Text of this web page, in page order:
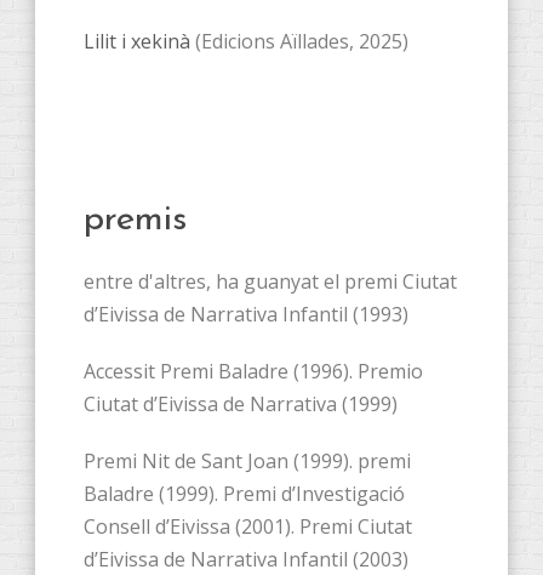
Lilit i xekinà (Edicions Aïllades, 2025)
premis
entre d'altres, ha guanyat el premi Ciutat
d’Eivissa de Narrativa Infantil (1993)
Accessit Premi Baladre (1996). Premio
Ciutat d’Eivissa de Narrativa (1999)
Premi Nit de Sant Joan (1999). premi
Baladre (1999). Premi d’Investigació
Consell d’Eivissa (2001). Premi Ciutat
d’Eivissa de Narrativa Infantil (2003)